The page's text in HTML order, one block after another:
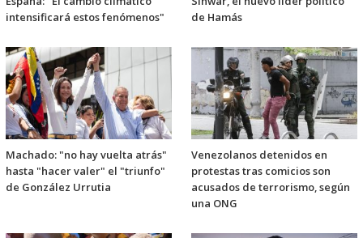
intensificará estos fenómenos"
de Hamás
Machado: "no hay vuelta atrás"
hasta "hacer valer" el "triunfo"
de González Urrutia
Venezolanos detenidos en
protestas tras comicios son
acusados de terrorismo, según
una ONG